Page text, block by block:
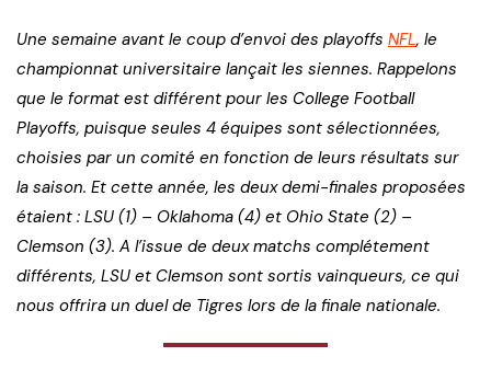
Une semaine avant le coup d’envoi des playoffs NFL, le
championnat universitaire lançait les siennes. Rappelons
que le format est différent pour les College Football
Playoffs, puisque seules 4 équipes sont sélectionnées,
choisies par un comité en fonction de leurs résultats sur
la saison. Et cette année, les deux demi-finales proposées
étaient : LSU (1) – Oklahoma (4) et Ohio State (2) –
Clemson (3). A l’issue de deux matchs complétement
différents, LSU et Clemson sont sortis vainqueurs, ce qui
nous offrira un duel de Tigres lors de la finale nationale.